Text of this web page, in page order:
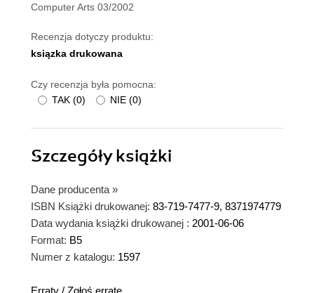
Computer Arts 03/2002
Recenzja dotyczy produktu:
ksiązka drukowana
Czy recenzja była pomocna:
TAK (0) NIE (0)
Szczegółyksiążki
Dane producenta »
ISBN Książki drukowanej: 83-719-7477-9, 8371974779
Data wydania książki drukowanej : 2001-06-06
Format: B5
Numer z katalogu: 1597